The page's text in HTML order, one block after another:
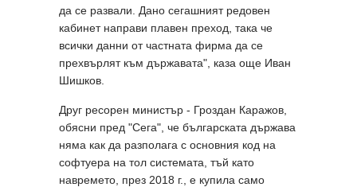
да се развали. Дано сегашният редовен
кабинет направи плавен преход, така че
всички данни от частната фирма да се
прехвърлят към държавата", каза още Иван
Шишков.
Друг ресорен министър - Гроздан Каражов,
обясни пред "Сега", че българската държава
няма как да разполага с основния код на
софтуера на тол системата, тъй като
навремето, през 2018 г., е купила само